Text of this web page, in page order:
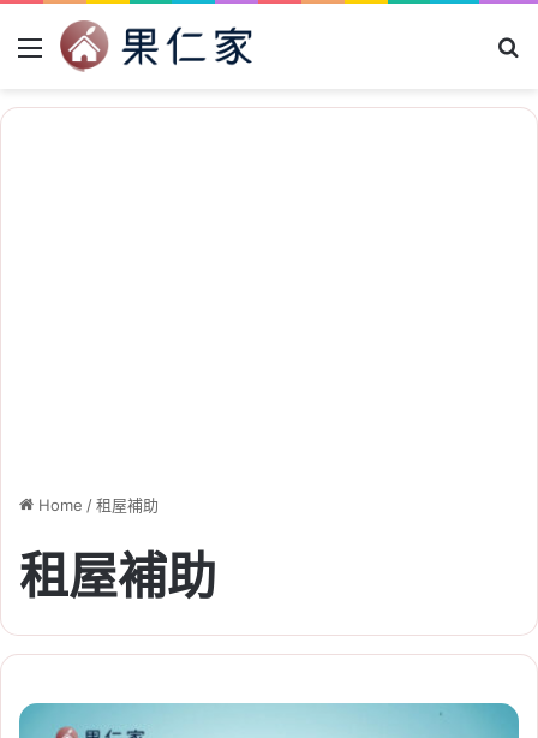
Menu
Home /租屋補助
租屋補助